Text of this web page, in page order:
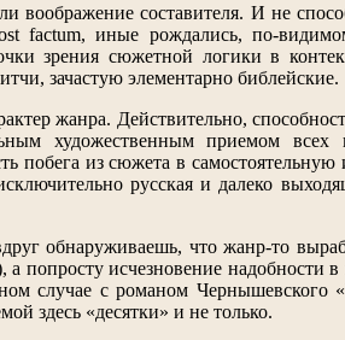
воображение составителя. И не
factum, иные рождались, по-
зрения сюжетной логики в
зачастую элементарно библейские.
жанра. Действительно,
художественным приемом всех
побега из сюжета в
русская и далеко
обнаруживаешь, что жанр-то
а попросту исчезновение
случае с романом Чернышевского
здесь «десятки» и не только.